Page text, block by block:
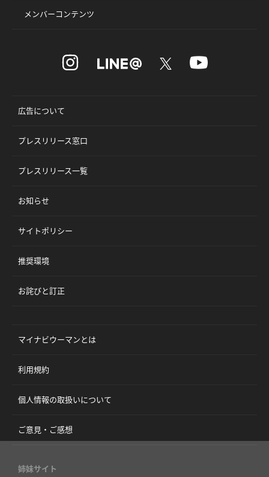
メンバーコンテンツ
広告について
プレスリリース窓口
プレスリリース一覧
お知らせ
サイトポリシー
推奨環境
お詫びと訂正
マイナビウーマンとは
利用規約
個人情報の取扱いについて
ご意見・ご感想
姉妹サイト